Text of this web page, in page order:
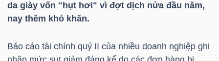
da giày vốn "hụt hơi" vì đợt dịch nửa đầu năm,
nay thêm khó khăn.
Báo cáo tài chính quý II của nhiều doanh nghiệp ghi
NGHIỆP